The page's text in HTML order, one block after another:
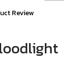
Review